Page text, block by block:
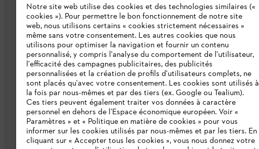
L'Entreprise
Qui sommes-nous ?
Presse
Emploi
Développement durable
Ligne Intégrité STIHL
Notre site web utilise des cookies et des technologies similaires («
cookies »). Pour permettre le bon fonctionnement de notre site
web, nous utilisons certains « cookies strictement nécessaires »
même sans votre consentement. Les autres cookies que nous
utilisons pour optimiser la navigation et fournir un contenu
personnalisé, y compris l'analyse du comportement de l'utilisateur,
l'efficacité des campagnes publicitaires, des publicités
personnalisées et la création de profils d'utilisateurs complets, ne
sont placés qu'avec votre consentement. Les cookies sont utilisés à
la fois par nous-mêmes et par des tiers (ex. Google ou Tealium).
Ces tiers peuvent également traiter vos données à caractère
personnel en dehors de l’Espace économique européen. Voir «
Paramètres » et « Politique en matière de cookies » pour vous
informer sur les cookies utilisés par nous-mêmes et par les tiers. En
cliquant sur « Accepter tous les cookies », vous nous donnez votre